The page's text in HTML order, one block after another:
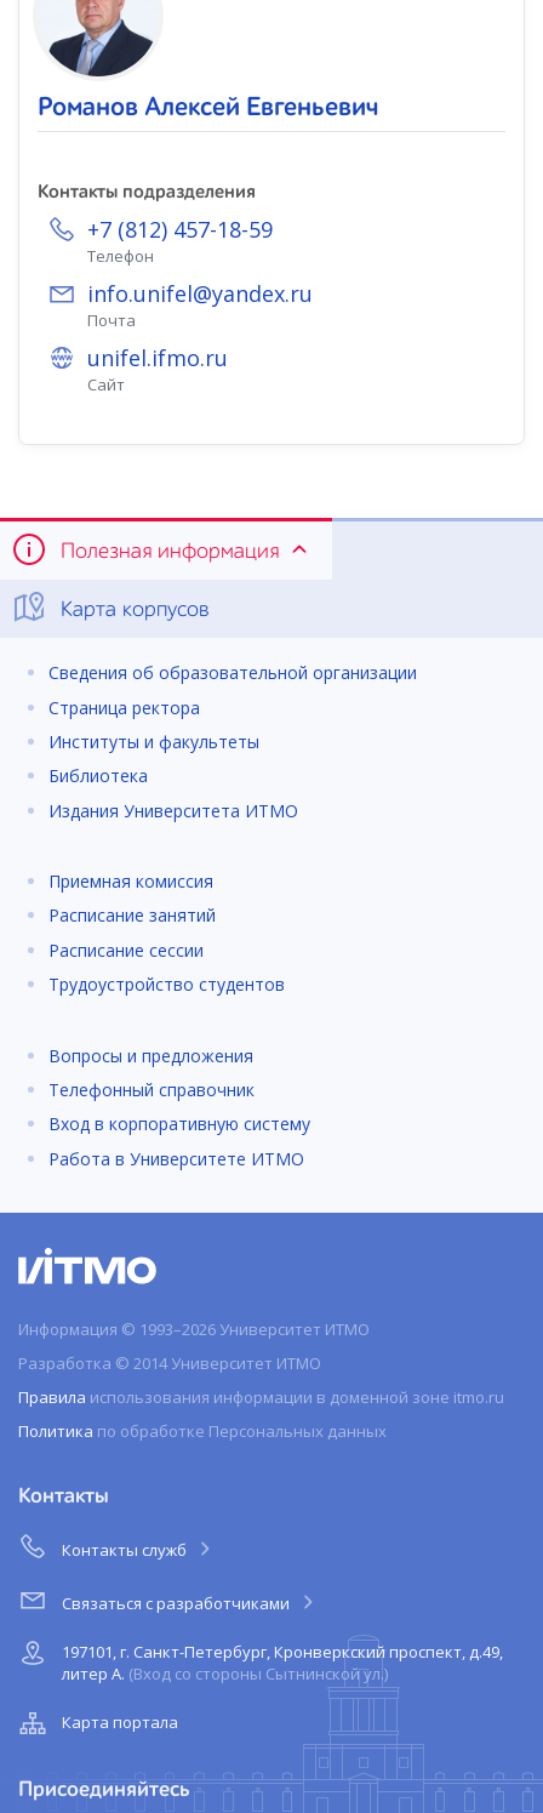
Романов Алексей Евгеньевич
Контакты подразделения
+7 (812) 457-18-59
Телефон
info.unifel@yandex.ru
Почта
unifel.ifmo.ru
Сайт
Полезная информация
Карта корпусов
Сведения об образовательной организации
Страница ректора
Институты и факультеты
Библиотека
Издания Университета ИТМО
Приемная комиссия
Расписание занятий
Расписание сессии
Трудоустройство студентов
Вопросы и предложения
Телефонный справочник
Вход в корпоративную систему
Работа в Университете ИТМО
Информация © 1993–2026 Университет ИТМО
Разработка © 2014 Университет ИТМО
Правила использования информации в доменной зоне itmo.ru
Политика по обработке Персональных данных
Контакты
Контакты служб
Связаться с разработчиками
197101, г. Санкт-Петербург, Кронверкский проспект, д.49,
литер А. (Вход со стороны Сытнинской ул.)
Карта портала
Присоединяйтесь